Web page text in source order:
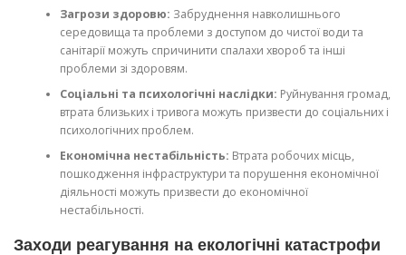
Загрози здоровю: Забруднення навколишнього
середовища та проблеми з доступом до чистої води та
санітарії можуть спричинити спалахи хвороб та інші
проблеми зі здоровям.
Соціальні та психологічні наслідки: Руйнування громад,
втрата близьких і тривога можуть призвести до соціальних і
психологічних проблем.
Економічна нестабільність: Втрата робочих місць,
пошкодження інфраструктури та порушення економічної
діяльності можуть призвести до економічної
нестабільності.
Заходи реагування на екологічні катастрофи